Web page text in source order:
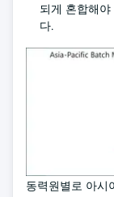
되게 혼합해
다.
동력원별로 아시